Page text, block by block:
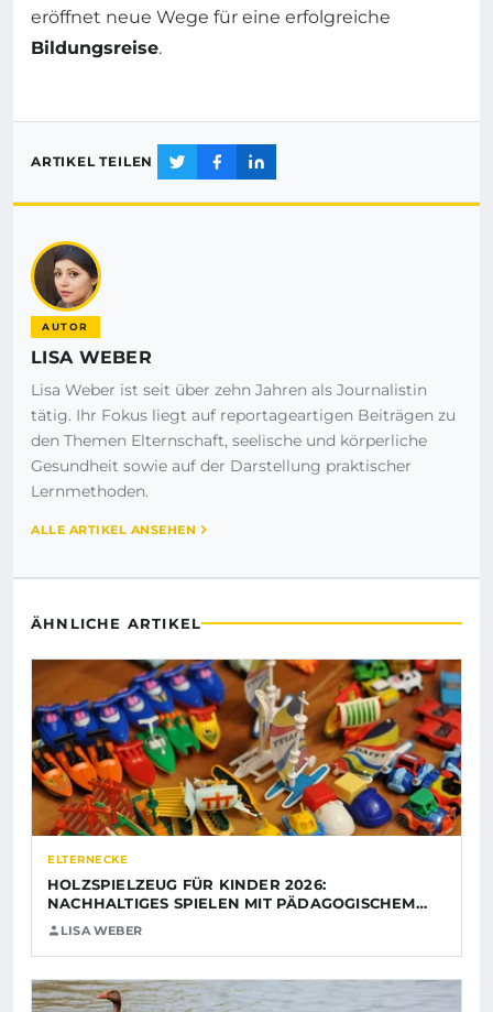
eröffnet neue Wege für eine erfolgreiche
Bildungsreise.
ARTIKEL TEILEN
AUTOR
LISA WEBER
Lisa Weber ist seit über zehn Jahren als Journalistin
tätig. Ihr Fokus liegt auf reportageartigen Beiträgen zu
den Themen Elternschaft, seelische und körperliche
Gesundheit sowie auf der Darstellung praktischer
Lernmethoden.
ALLE ARTIKEL ANSEHEN
ÄHNLICHE ARTIKEL
ELTERNECKE
HOLZSPIELZEUG FÜR KINDER 2026:
NACHHALTIGES SPIELEN MIT PÄDAGOGISCHEM…
LISA WEBER